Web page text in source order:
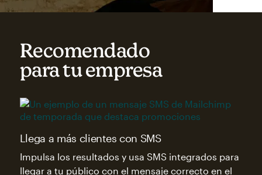
Recomendado
para tu empresa
Llega a más clientes con SMS
Impulsa los resultados y usa SMS integrados para
llegar a tu público con el mensaje correcto en el